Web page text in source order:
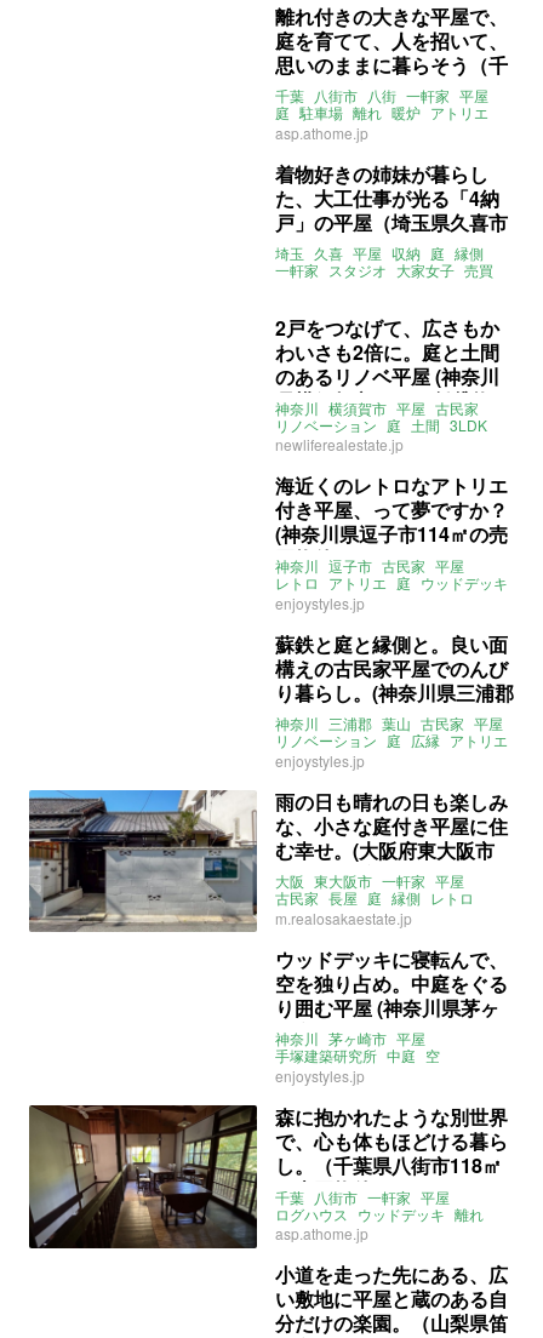
離れ付きの大きな平屋で、
庭を育てて、人を招いて、
思いのままに暮らそう（千
葉県八街市166㎡の売買物
件）
千葉 八街市 八街 一軒家 平屋
庭 駐車場 離れ 暖炉 アトリエ
ドッグラン 3LDK
ライター：山中みく
asp.athome.jp
着物好きの姉妹が暮らし
た、大工仕事が光る「4納
戸」の平屋（埼玉県久喜市
156㎡の売買物件）
埼玉 久喜 平屋 収納 庭 縁側
一軒家
スタジオ 大家女子 売買
2戸をつなげて、広さもか
わいさも2倍に。庭と土間
のあるリノベ平屋 (神奈川
県横須賀市67㎡の賃貸物
件)
神奈川 横須賀市 平屋 古民家
リノベーション 庭 土間 3LDK
ペット飼育可 賃貸
newliferealestate.jp
海近くのレトロなアトリエ
付き平屋、って夢ですか？
(神奈川県逗子市114㎡の売
買物件)
神奈川 逗子市 古民家 平屋
レトロ
アトリエ 庭 ウッドデッキ
借地 売買 賃貸
enjoystyles.jp
蘇鉄と庭と縁側と。良い面
構えの古民家平屋でのんび
り暮らし。(神奈川県三浦郡
112㎡の賃貸物件)
神奈川 三浦郡 葉山 古民家 平屋
リノベーション 庭 広縁 アトリエ
駐車場 ペット相談可
賃貸
enjoystyles.jp
雨の日も晴れの日も楽しみ
な、小さな庭付き平屋に住
む幸せ。(大阪府東大阪市
44㎡の賃貸物件)
大阪 東大阪市 一軒家 平屋
古民家 長屋 庭 縁側 レトロ
賃貸
m.realosakaestate.jp
ウッドデッキに寝転んで、
空を独り占め。中庭をぐる
り囲む平屋 (神奈川県茅ヶ
崎市103㎡の売買物件)
神奈川 茅ヶ崎市 平屋
手塚建築研究所 中庭 空
ウッドデッキ
売買
enjoystyles.jp
森に抱かれたような別世界
で、心も体もほどける暮ら
し。（千葉県八街市118㎡
の売買物件）
千葉 八街市 一軒家 平屋
ログハウス
ウッドデッキ 離れ
別荘
庭 売買
asp.athome.jp
小道を走った先にある、広
い敷地に平屋と蔵のある自
分だけの楽園。（山梨県笛